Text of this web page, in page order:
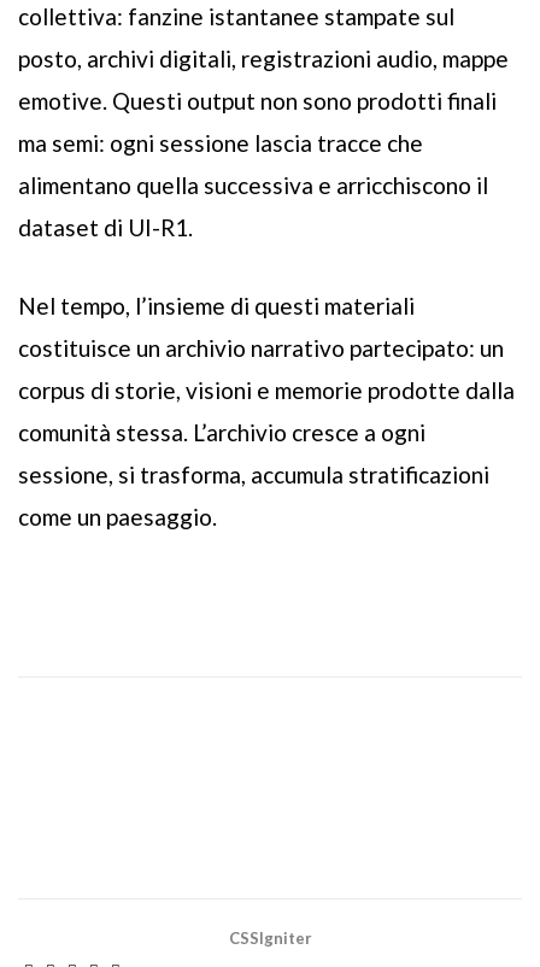
collettiva: fanzine istantanee stampate sul
posto, archivi digitali, registrazioni audio, mappe
emotive. Questi output non sono prodotti finali
ma semi: ogni sessione lascia tracce che
alimentano quella successiva e arricchiscono il
dataset di UI-R1.
Nel tempo, l’insieme di questi materiali
costituisce un archivio narrativo partecipato: un
corpus di storie, visioni e memorie prodotte dalla
comunità stessa. L’archivio cresce a ogni
sessione, si trasforma, accumula stratificazioni
come un paesaggio.
CSSIgniter